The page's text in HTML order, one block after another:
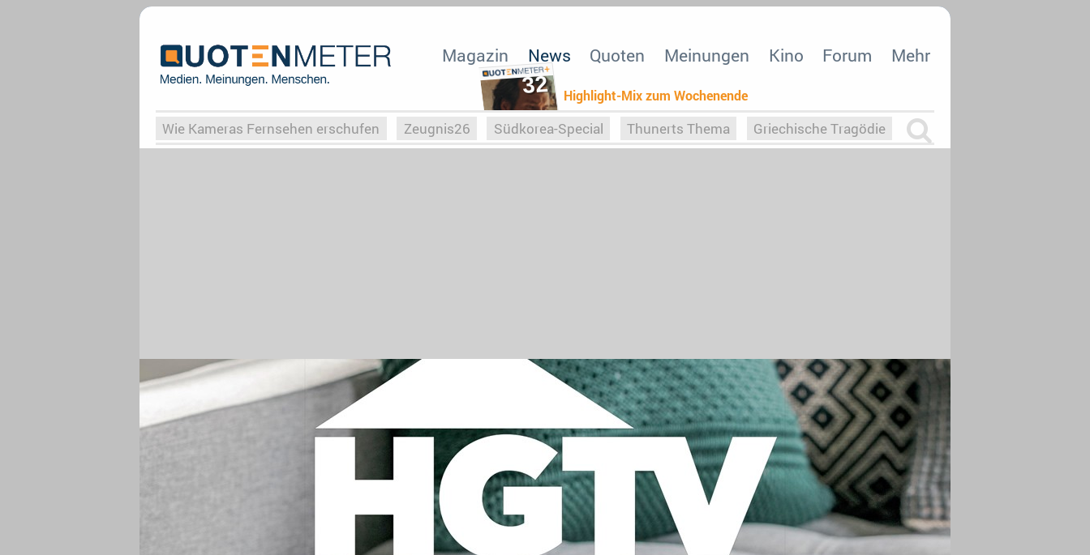
32 Highlight-Mix zum Wochenende
Magazin News Quoten Meinungen Kino Forum Mehr
Wie Kameras Fernsehen erschufen Zeugnis26 Südkorea-Special Thunerts Thema Griechische Tragödie